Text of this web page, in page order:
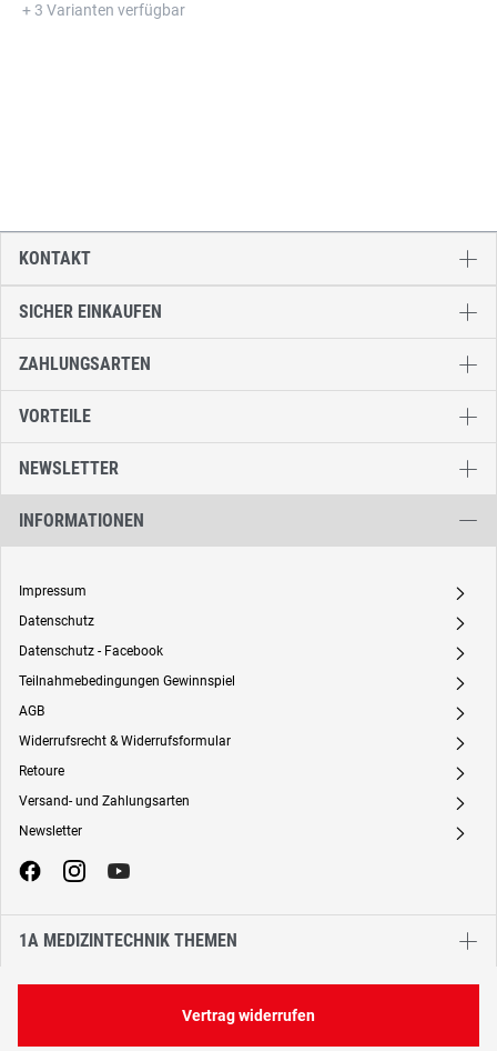
+ 3 Varianten verfügbar
SICHER EINKAUFEN
ZAHLUNGSARTEN
VORTEILE
NEWSLETTER
INFORMATIONEN
Impressum A
Datenschutz A
Datenschutz - Facebook A
Teilnahmebedingungen Gewinnspiel A
AGB A
Widerrufsrecht & Widerrufsformular A
Retoure A
Versand- und Zahlungsarten A
Newsletter A
1A MEDIZINTECHNIK THEMEN
KONTAKT
Vertrag widerrufen